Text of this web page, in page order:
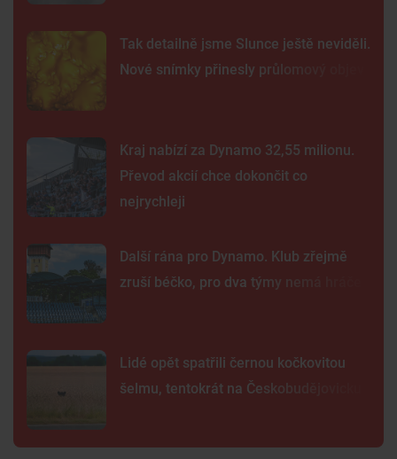
Tak detailně jsme Slunce ještě neviděli.
Nové snímky přinesly průlomový objev
Kraj nabízí za Dynamo 32,55 milionu.
Převod akcií chce dokončit co
nejrychleji
Další rána pro Dynamo. Klub zřejmě
zruší béčko, pro dva týmy nemá hráče
Lidé opět spatřili černou kočkovitou
šelmu, tentokrát na Českobudějovicku